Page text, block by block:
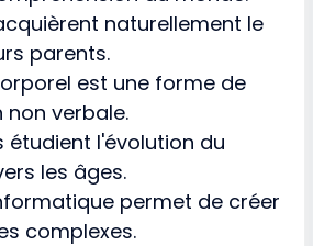
naturellement le
parents.
est une forme de
verbale.
étudient l'évolution du
les âges.
permet de créer
complexes.